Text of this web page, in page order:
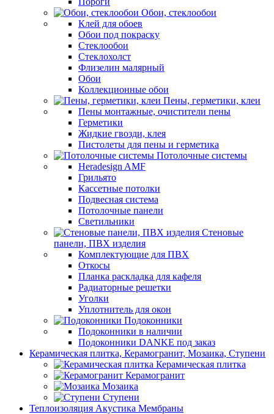
Обои, стеклообои
Клей для обоев
Обои под покраску
Стеклообои
Стеклохолст
Флизелин малярный
Обои
Коллекционные обои
Пены, герметики, клеи
Пены монтажные, очистители пены
Герметики
Жидкие гвозди, клея
Пистолеты для пены и герметика
Потолочные системы
Heradesign AMF
Грильято
Кассетные потолки
Подвесная система
Потолочные панели
Светильники
Стеновые
панели, ПВХ изделия
Комплектующие для ПВХ
Откосы
Планка раскладка для кафеля
Радиаторные решетки
Уголки
Уплотнитель для окон
Подоконники
Подоконники в наличии
Подоконники DANKE под заказ
Керамическая плитка, Керамогранит, Мозаика, Ступени
Керамическая плитка
Керамогранит
Мозаика
Ступени
Теплоизоляция Акустика Мембраны